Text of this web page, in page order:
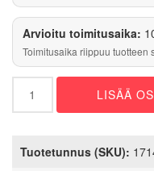
Arvioitu toimitusaika:
Toimitusaika riippuu tuotteen
1200X
kahdelle
LISÄÄ
Tuotetunnus (SKU):